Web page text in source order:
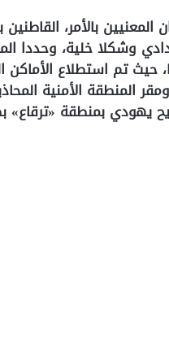
بالأمر، القاطنين
وشكلا خلية، وحددا
حيث تم استطلاع الأماكن
المنطقة الأمنية
يهودي بمنطقة «ترقاع»